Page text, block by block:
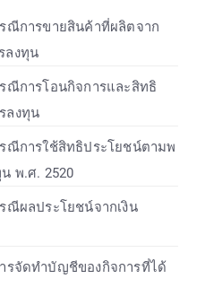
ณีการขายสินค้าที่ผลิตจาก
ลงทุน
ณีการโอนกิจการและสิทธิ
ลงทุน
ณีการใช้สิทธิประโยชน์ตามพ
พ.ศ. 2520
ณีผลประโยชน์จากเงิน
รจัดทำบัญชีของกิจการที่ได้